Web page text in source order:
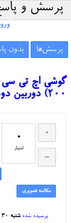
پرسش و
پرسش‌ها بدون
200) دوربین دوم داره؟
0
امتیاز
مکالمه تصویری
پرسیده شده شنبه ۳۰ فروردین ۱۳۹۳